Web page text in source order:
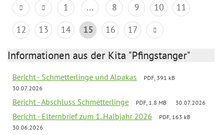
1 ... 8 9 10
11
12
13 14 15 16 17
Informationen aus der Kita "Pfingstanger"
Bericht - Schmetterlinge und Alpakas
PDF, 391 kB
30.07.2026
Bericht - Abschluss Schmetterlinge PDF, 1.8 MB 30.07.2026
Bericht - Elternbrief zum 1. Halbjahr 2026
PDF, 163 kB
30.06.2026